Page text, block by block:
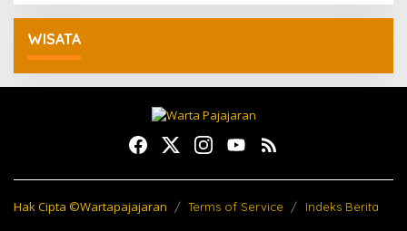
WISATA
Hak Cipta ©Wartapajajaran Terms of Service Indeks Berita